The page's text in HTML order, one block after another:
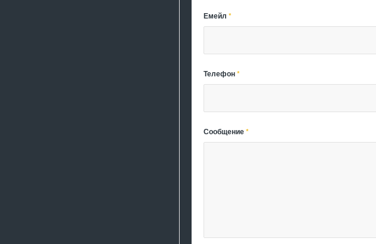
Емейл *
Телефон*
Сообщение*